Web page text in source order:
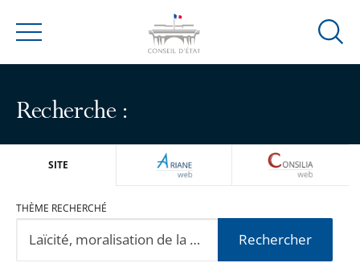
Menu
Ouvrir
Recherche :
SITE ARIANEWEB
THÈME RECHERCHÉ
Rechercher